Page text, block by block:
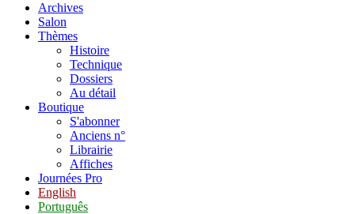
Archives
Salon
Thèmes
Histoire
Technique
Dossiers
Au détail
Boutique
S'abonner
Anciens n°
Librairie
Affiches
Journées Pro
English
Português